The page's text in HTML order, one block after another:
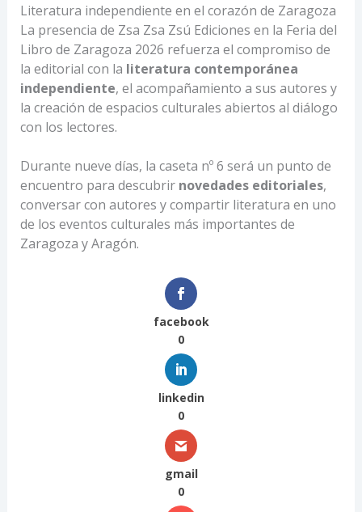
Literatura independiente en el corazón de Zaragoza
La presencia de Zsa Zsa Zsú Ediciones en la Feria del
Libro de Zaragoza 2026 refuerza el compromiso de
la editorial con la literatura contemporánea
independiente, el acompañamiento a sus autores y
la creación de espacios culturales abiertos al diálogo
con los lectores.
Durante nueve días, la caseta nº 6 será un punto de
encuentro para descubrir novedades editoriales,
conversar con autores y compartir literatura en uno
de los eventos culturales más importantes de
Zaragoza y Aragón.
facebook
0
linkedin
0
gmail
0